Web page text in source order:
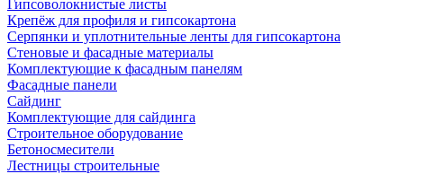
Гипсоволокнистые листы
Крепёж для профиля и гипсокартона
Серпянки и уплотнительные ленты для гипсокартона
Стеновые и фасадные материалы
Комплектующие к фасадным панелям
Фасадные панели
Сайдинг
Комплектующие для сайдинга
Строительное оборудование
Бетоносмесители
Лестницы строительные